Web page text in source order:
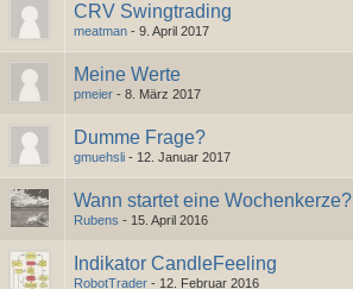
CRV Swingtrading
meatman - 9. April 2017
Meine Werte
pmeier - 8. März 2017
Dumme Frage?
gmuehsli - 12. Januar 2017
Wann startet eine Wochenkerze?
Rubens - 15. April 2016
Indikator CandleFeeling
RobotTrader - 12. Februar 2016